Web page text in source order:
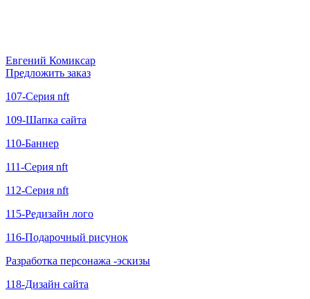
Евгений Комиксар
Предложить заказ
107-Серия nft
109-Шапка сайта
110-Баннер
111-Серия nft
112-Серия nft
115-Редизайн лого
116-Подарочный рисунок
Разработка персонажа -эскизы
118-Дизайн сайта